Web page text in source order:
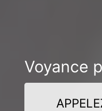
Voyance